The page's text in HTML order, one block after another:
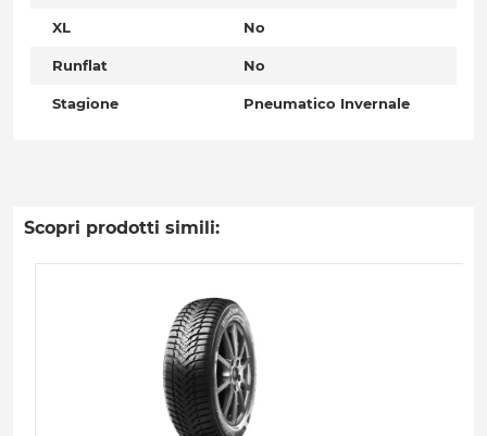
XL No
Runflat No
Stagione Pneumatico Invernale
Scopri prodotti simili: